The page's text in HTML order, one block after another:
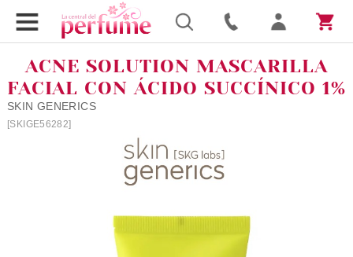
ACNE SOLUTION MASCARILLA
FACIAL CON ÁCIDO SUCCÍNICO 1%
SKIN GENERICS
[SKIGE56282]